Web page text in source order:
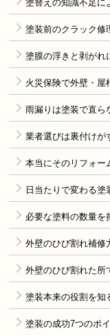
塗替えの知識不足に
塗装前のクラック修
塗膜の浮きと剥がれ
火災保険で外壁・屋
雨漏りは塗装で直ら
業者選びは裏付けが
本当にそのリフォー
日当たりで変わる塗
必要な塗料の数量を
外壁のひび割れ補修
外壁のひび割れた所
塗装本来の役割を知
塗装の成功7つのポ